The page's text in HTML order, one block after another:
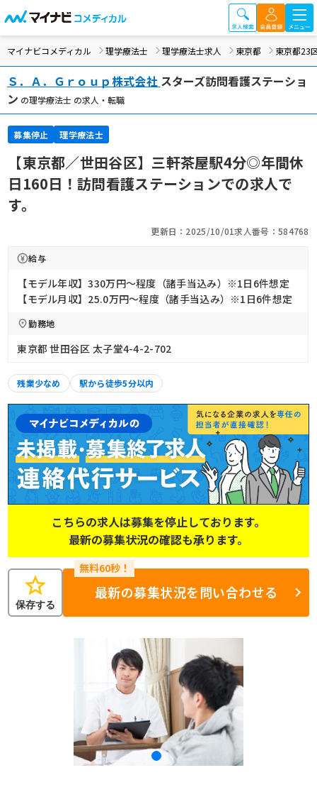
マイナビコメディカル 理学療法士 理学療法士求人 東京都 東京都23
Ｓ．Ａ．Ｇｒｏｕｐ株式会社 スターズ訪問看護ステーショ
ン の理学療法士 の求人・転職
募集停止 理学療法士
【東京都／世田谷区】三軒茶屋駅4分◎年間休
日160日！訪問看護ステーションでの求人で
す。
更新日：2025/10/01求人番号：584768
給与
【モデル年収】330万円〜程度（諸手当込み）※1日6件想定
【モデル月収】25.0万円〜程度（諸手当込み）※1日6件想定
勤務地
東京都 世田谷区 太子堂4-4-2-702
残業少なめ 駅から徒歩5分以内
こちらの求人は募集を停止しております。
最新の募集状況の確認も承ります。
star
保存する
最新の募集状況を問い合わせる